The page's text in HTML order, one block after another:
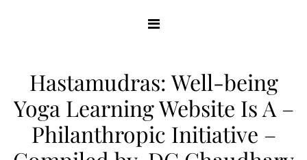
Hastamudras: Well-being
Yoga Learning Website Is A –
Philanthropic Initiative –